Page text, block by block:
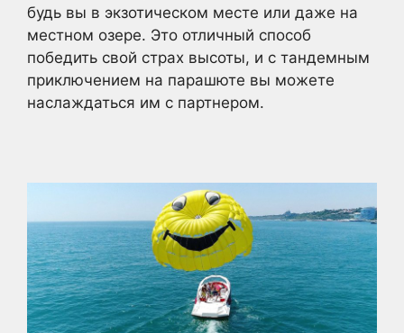
будь вы в экзотическом месте или даже на
местном озере. Это отличный способ
победить свой страх высоты, и с тандемным
приключением на парашюте вы можете
наслаждаться им с партнером.